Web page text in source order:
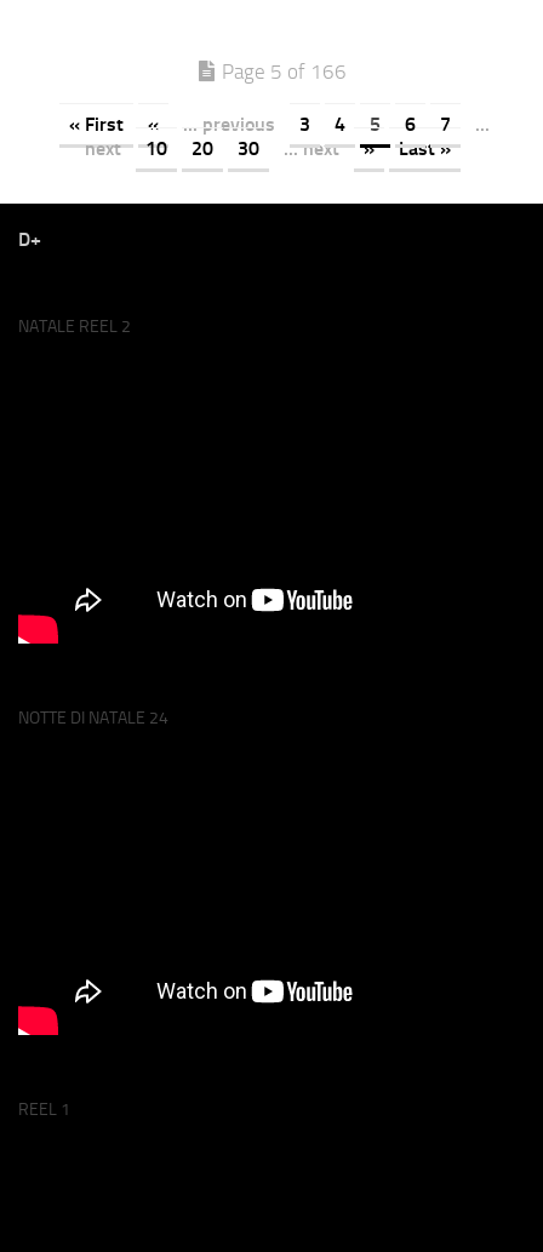
Page 5 of 166
« First « ... previous 3 4 5 6 7
...
next
10 20 30 ... next » Last »
D+
NATALE REEL 2
NOTTE DI NATALE 24
REEL 1